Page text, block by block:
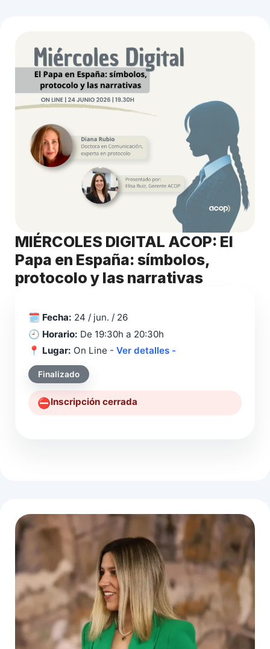
MIÉRCOLES DIGITAL ACOP: El
Papa en España: símbolos,
protocolo y las narrativas
🗓️ Fecha: 24 / jun. / 26
🕘 Horario: De 19:30h a 20:30h
📍 Lugar: On Line - Ver detalles -
Finalizado
⛔️Inscripción cerrada